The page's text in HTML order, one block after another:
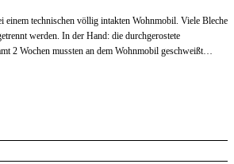
einem technischen völlig intakten Wohnmobil. Viele Bleche
werden. In der Hand: die durchgerostete
2 Wochen mussten an dem Wohnmobil geschweißt…